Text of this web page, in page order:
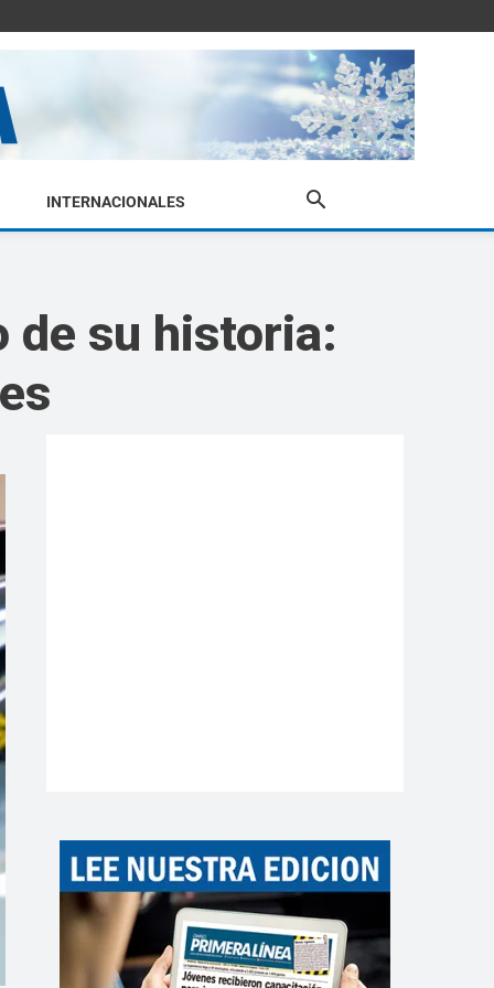
INTERNACIONALES
de su historia: